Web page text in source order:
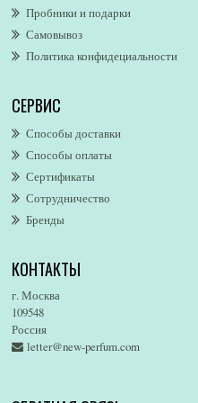
Alfred Dunhill
Alfred Ritchy
Alfred Sung
AllSaints
Alsayad
Altaia
Alvarez Gomez
Alviero Martini
Alyson Oldoini
American Eagle
Amore Segreto
Amorino
Amouage
Amzan
Пробники и подарки
Самовывоз
Политика конфидециальности
СЕРВИС
Способы доставки
Способы оплаты
Сертификаты
Сотрудничество
Бренды
КОНТАКТЫ
г. Москва
109548
Россия
letter@new-perfum.com